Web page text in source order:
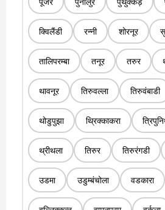
क्विलैंडी रन्नी शोरनूर
तालिपरम्बा तनूर तरुर
थावनूर तिरुवल्ला तिरुवंबाडी
थोडुपुझा थ्रिक्काकरा
थ्रीथला तिरुर तिरुरंगडी
उडमा उडुम्बंचोला वडकारा